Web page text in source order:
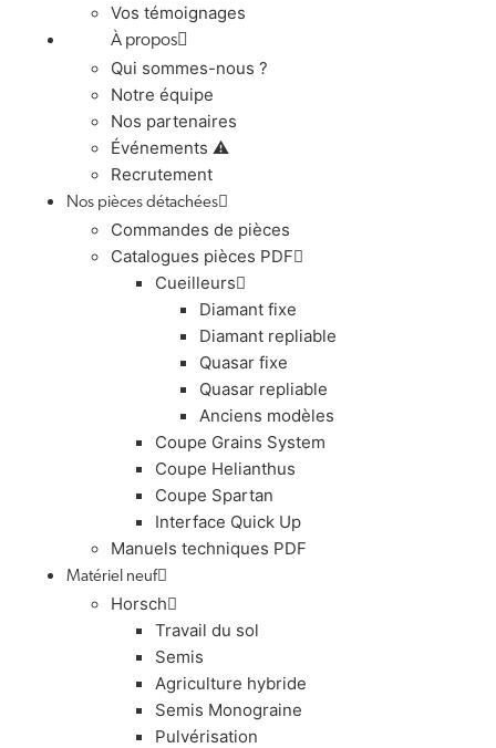
Vos témoignages
À propos
Qui sommes-nous ?
Notre équipe
Nos partenaires
Événements ⚠️
Recrutement
Nos pièces détachées
Commandes de pièces
Catalogues pièces PDF
Cueilleurs
Diamant fixe
Diamant repliable
Quasar fixe
Quasar repliable
Anciens modèles
Coupe Grains System
Coupe Helianthus
Coupe Spartan
Interface Quick Up
Manuels techniques PDF
Matériel neuf
Horsch
Travail du sol
Semis
Agriculture hybride
Semis Monograine
Pulvérisation